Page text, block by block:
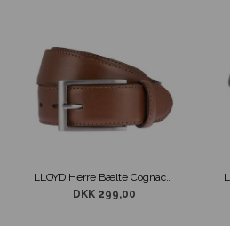
LLOYD Herre Bælte Cognac Design
DKK 299,00